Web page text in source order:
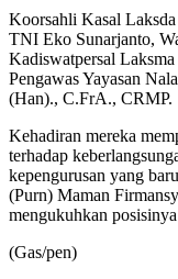
Koorsahli Kasal
TNI Eko Sunarjanto,
Kadiswatpersal
Pengawas Yayasan
(Han)., C.FrA., CRMP.
Kehadiran mereka
terhadap
kepengurusan yang
(Purn) Maman
mengukuhkan
(Gas/pen)